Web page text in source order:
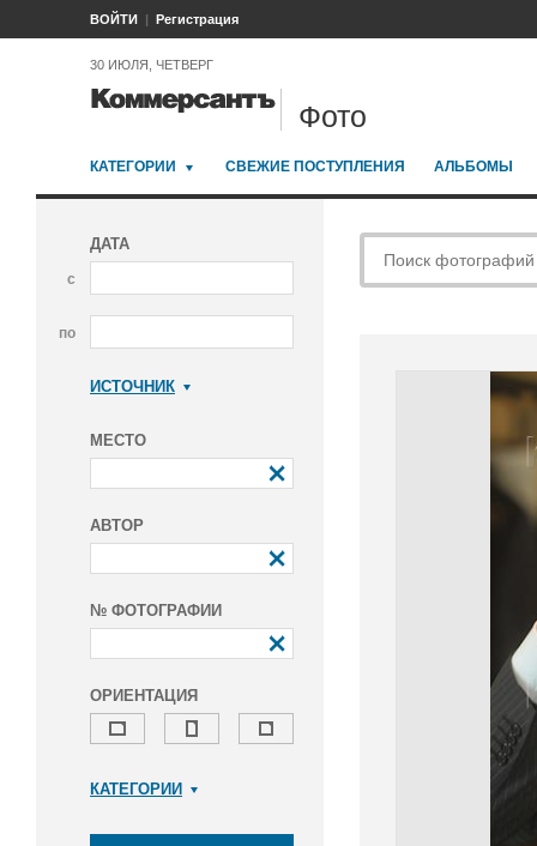
ВОЙТИ Регистрация
30 ИЮЛЯ, ЧЕТВЕРГ
Фото
КАТЕГОРИИ СВЕЖИЕ ПОСТУПЛЕНИЯ АЛЬБОМЫ
ДАТА
с
по
ИСТОЧНИК
МЕСТО
АВТОР
№ ФОТОГРАФИИ
ОРИЕНТАЦИЯ
КАТЕГОРИИ